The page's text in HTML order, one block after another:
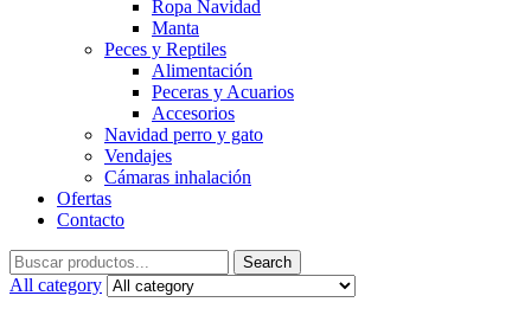
Ropa Navidad
Manta
Peces y Reptiles
Alimentación
Peceras y Acuarios
Accesorios
Navidad perro y gato
Vendajes
Cámaras inhalación
Ofertas
Contacto
Search
for:
Search
All category